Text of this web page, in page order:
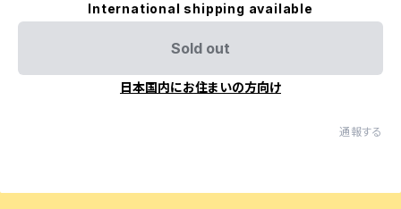
International shipping available
Sold out
日本国内にお住まいの方向け
通報する